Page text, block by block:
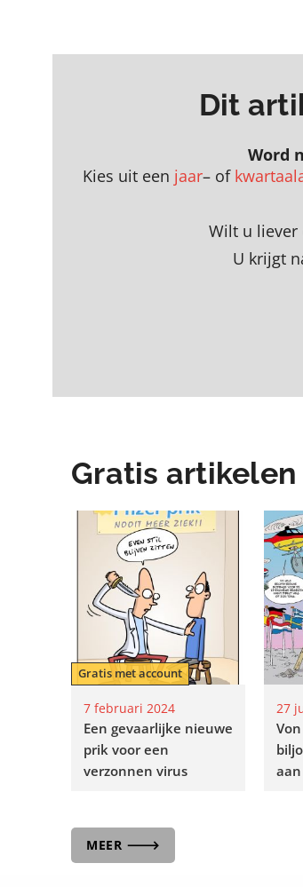
Dit
Word
Kies uit een jaar– of
Wilt u liever
U krijgt
Gratis artikelen
7 februari 2024
Gratis met account
Een gevaarlijke nieuwe
prik voor een
verzonnen virus
27
MEER 🡒